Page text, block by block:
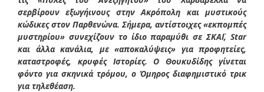
σερβίρουν εξωγήινους στην Ακρόπολη και μυστικούς
κώδικες στον Παρθενώνα. Σήμερα, αντίστοιχες «εκπομπές
μυστηρίου» συνεχίζουν το ίδιο παραμύθι σε ΣΚΑΪ, Star
και άλλα κανάλια, με «αποκαλύψεις» για προφητείες,
καταστροφές, κρυφές Ιστορίες. Ο Θουκυδίδης γίνεται
φόντο για σκηνικά τρόμου, ο Όμηρος διαφημιστικό τρικ
για τηλεθέαση.